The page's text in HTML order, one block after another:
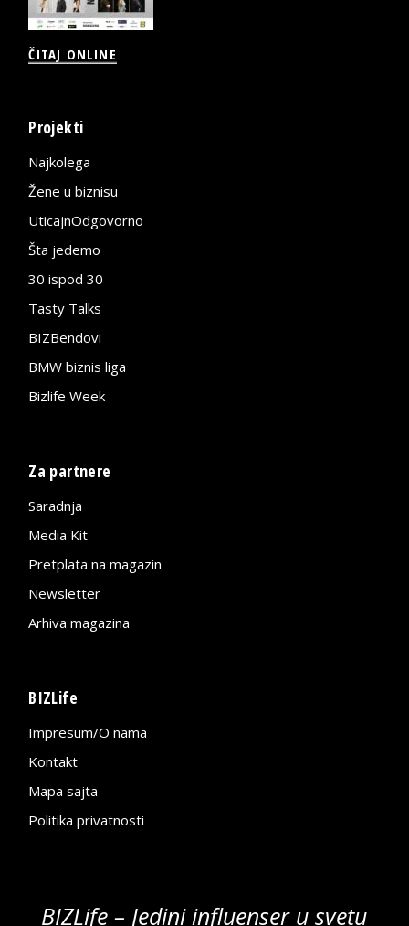
ČITAJ ONLINE
Projekti
Najkolega
Žene u biznisu
UticajnOdgovorno
Šta jedemo
30 ispod 30
Tasty Talks
BIZBendovi
BMW biznis liga
Bizlife Week
Za partnere
Saradnja
Media Kit
Pretplata na magazin
Newsletter
Arhiva magazina
BIZLife
Impresum/O nama
Kontakt
Mapa sajta
Politika privatnosti
BIZLife – Jedini influenser u svetu